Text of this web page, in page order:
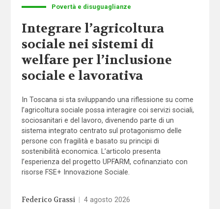
Povertà e disuguaglianze
Integrare l’agricoltura
sociale nei sistemi di
welfare per l’inclusione
sociale e lavorativa
In Toscana si sta sviluppando una riflessione su come
l’agricoltura sociale possa interagire coi servizi sociali,
sociosanitari e del lavoro, divenendo parte di un
sistema integrato centrato sul protagonismo delle
persone con fragilità e basato su principi di
sostenibilità economica. L’articolo presenta
l’esperienza del progetto UPFARM, cofinanziato con
risorse FSE+ Innovazione Sociale.
Federico Grassi 4 agosto 2026